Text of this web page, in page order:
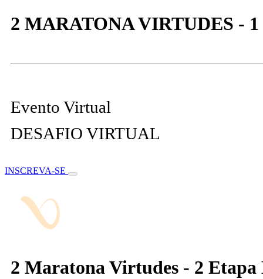
2 MARATONA VIRTUDES - 1
Evento Virtual
DESAFIO VIRTUAL
INSCREVA-SE
2 Maratona Virtudes - 2 Etapa